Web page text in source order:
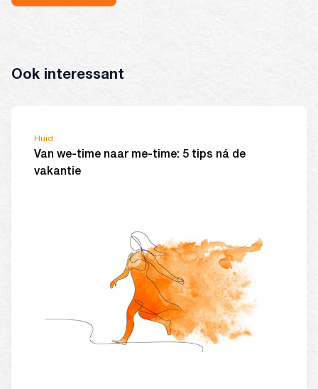
Ook interessant
Huid
Van we-time naar me-time: 5 tips ná de
vakantie